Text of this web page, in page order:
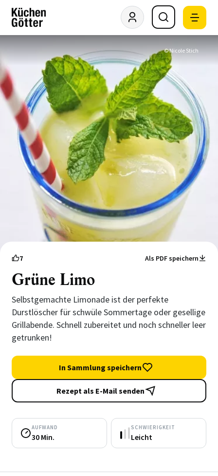
© Nicole Stich
7 Als PDF speichern
Grüne Limo
Selbstgemachte Limonade ist der perfekte
Durstlöscher für schwüle Sommertage oder gesellige
Grillabende. Schnell zubereitet und noch schneller leer
getrunken!
In Sammlung speichern
Rezept als E-Mail senden
AUFWAND
30 Min.
SCHWIERIGKEIT
Leicht